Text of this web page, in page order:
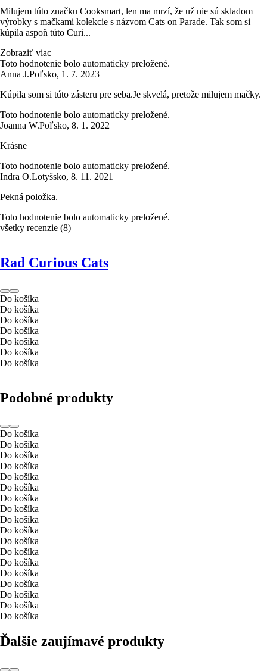
Milujem túto značku Cooksmart, len ma mrzí, že už nie sú skladom
výrobky s mačkami kolekcie s názvom Cats on Parade. Tak som si
kúpila aspoň túto Curi...
Zobraziť viac
Toto hodnotenie bolo automaticky preložené.
Anna J.Poľsko, 1. 7. 2023
Kúpila som si túto zásteru pre seba.Je skvelá, pretože milujem mačky.
Toto hodnotenie bolo automaticky preložené.
Joanna W.Poľsko, 8. 1. 2022
Krásne
Toto hodnotenie bolo automaticky preložené.
Indra O.Lotyšsko, 8. 11. 2021
Pekná položka.
Toto hodnotenie bolo automaticky preložené.
všetky recenzie (8)
Rad Curious Cats
Do košíka
Do košíka
Do košíka
Do košíka
Do košíka
Do košíka
Do košíka
Podobné produkty
Do košíka
Do košíka
Do košíka
Do košíka
Do košíka
Do košíka
Do košíka
Do košíka
Do košíka
Do košíka
Do košíka
Do košíka
Do košíka
Do košíka
Do košíka
Do košíka
Do košíka
Do košíka
Ďalšie zaujímavé produkty